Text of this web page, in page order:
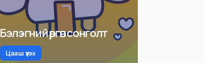
Бэлэгний өргөн сонголт
Цааш үзэх